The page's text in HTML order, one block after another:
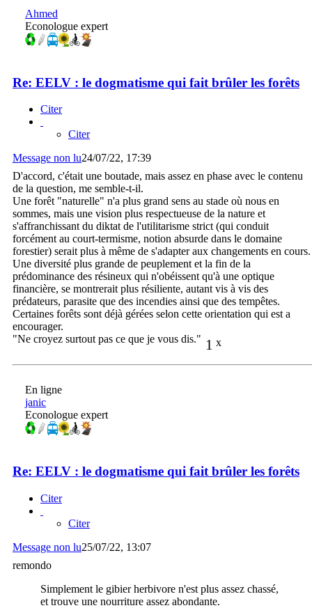
Ahmed
Econologue expert
Re: EELV : le dogmatisme qui fait brûler les forêts
Citer
Citer
Message non lu24/07/22, 17:39
D'accord, c'était une boutade, mais assez en phase avec le contenu
de la question, me semble-t-il.
Une forêt "naturelle" n'a plus grand sens au stade où nous en
sommes, mais une vision plus respectueuse de la nature et
s'affranchissant du diktat de l'utilitarisme strict (qui conduit
forcément au court-termisme, notion absurde dans le domaine
forestier) serait plus à même de s'adapter aux changements en cours.
Une diversité plus grande de peuplement et la fin de la
prédominance des résineux qui n'obéissent qu'à une optique
financière, se montrerait plus résiliente, autant vis à vis des
prédateurs, parasite que des incendies ainsi que des tempêtes.
Certaines forêts sont déjà gérées selon cette orientation qui est a
encourager.
1 x
"Ne croyez surtout pas ce que je vous dis."
En ligne
janic
Econologue expert
Re: EELV : le dogmatisme qui fait brûler les forêts
Citer
Citer
Message non lu25/07/22, 13:07
remondo
Simplement le gibier herbivore n'est plus assez chassé,
et trouve une nourriture assez abondante.